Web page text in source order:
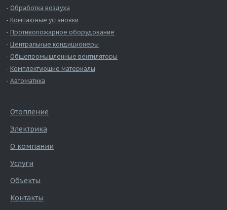
Обработка воздуха
Компактные установки
Противопожарное оборудование
Центральные кондиционеры
Общепромышленные вентиляторы
Комплектующие материалы
Автоматика
Отопление
Электрика
О компании
Услуги
Объекты
Контакты